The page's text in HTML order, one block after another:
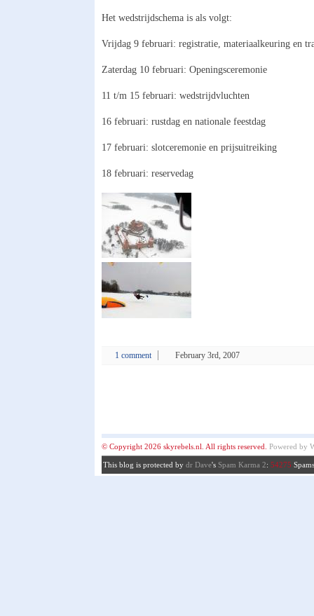
Het wedstrijdschema is als volgt:
Vrijdag 9 februari: registratie, materiaalkeuring en
Zaterdag 10 februari: Openingsceremonie
11 t/m 15 februari: wedstrijdvluchten
16 februari: rustdag en nationale feestdag
17 februari: slotceremonie en prijsuitreiking
18 februari: reservedag
1 comment February 3rd, 2007
© Copyright 2026 skyrebels.nl. All rights reserved. Powered by
This blog is protected by dr Dave's Spam Karma 2: 54275